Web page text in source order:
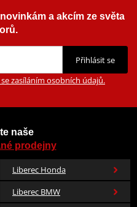
a akcím ze světa
Přihlásit se
zasíláním osobních údajů.
naše
prodejny
Liberec Honda
Liberec BMW